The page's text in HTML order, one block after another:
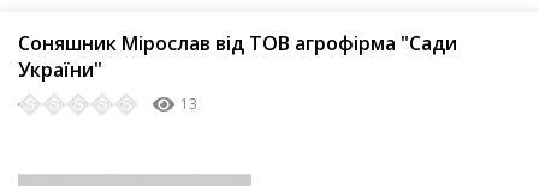
Соняшник Мірослав від ТОВ агрофірма "Сади
України"
13